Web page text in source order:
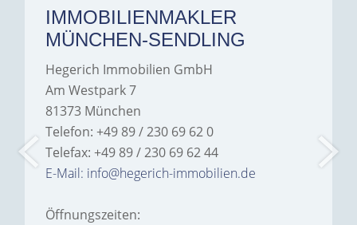
IMMOBILIENMAKLER
MÜNCHEN-SENDLING
Hegerich Immobilien GmbH
Am Westpark 7
81373 München
Telefon: +49 89 / 230 69 62 0
Telefax: +49 89 / 230 69 62 44
E-Mail: info@hegerich-immobilien.de
Öffnungszeiten: